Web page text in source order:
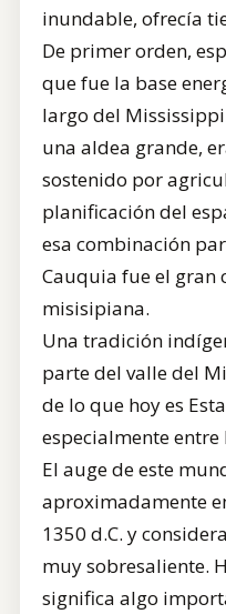
inundable, ofrecía
De primer orden,
que fue la base
largo del
una aldea grande,
sostenido por
planificación del
esa combinación
Cauquia fue el gran
misisipiana.
Una tradición
parte del valle del
de lo que hoy es
especialmente entre
El auge de este
aproximadamente
1350 d.C. y
muy sobresaliente.
significa algo